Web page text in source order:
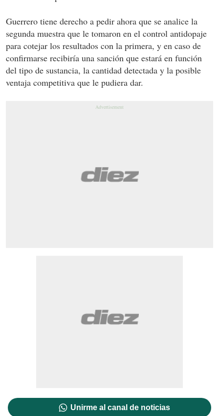
Guerrero tiene derecho a pedir ahora que se analice la
segunda muestra que le tomaron en el control antidopaje
para cotejar los resultados con la primera, y en caso de
confirmarse recibiría una sanción que estará en función
del tipo de sustancia, la cantidad detectada y la posible
ventaja competitiva que le pudiera dar.
Unirme al canal de noticias